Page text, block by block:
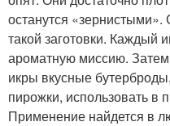
останутся
такой заготовки. Каждый
ароматную миссию. Затем
икры вкусные
пирожки, использовать в
Применение найдется в